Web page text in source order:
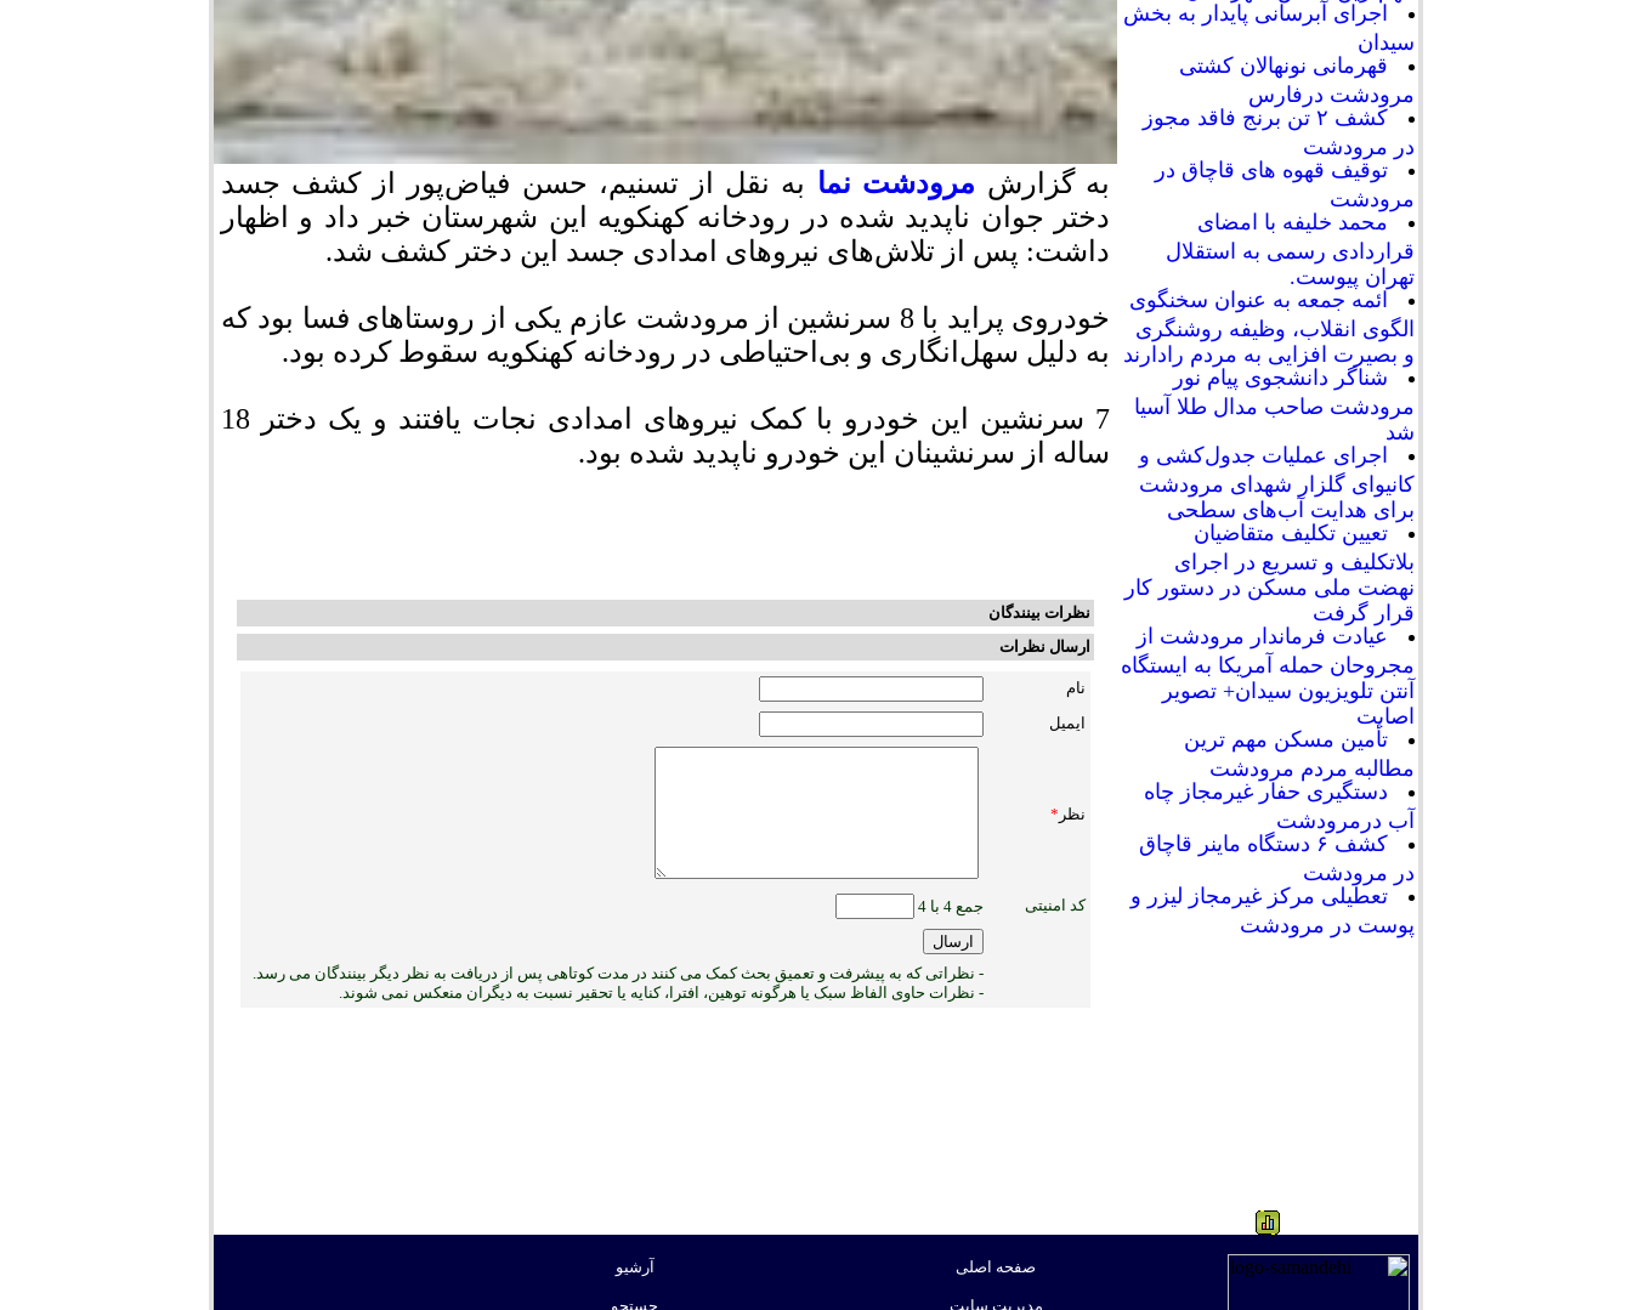
اجرای آبرسانی پایدار به بخش
سیدان
قهرمانی نونهالان کشتی
مرودشت درفارس
کشف ۲ تن برنج فاقد مجوز
در مرودشت
توقیف قهوه های قاچاق در
مرودشت
محمد خلیفه با امضای
قراردادی رسمی به استقلال
تهران پیوست.
ائمه جمعه به عنوان سخنگوی
الگوی انقلاب، وظیفه روشنگری
و بصیرت افزایی به مردم رادارند
شناگر دانشجوی پیام نور
مرودشت صاحب مدال طلا آسیا
شد
اجرای عملیات جدول‌کشی و
کانیوای گلزار شهدای مرودشت
برای هدایت آب‌های سطحی
تعیین تکلیف متقاضیان
بلاتکلیف و تسریع در اجرای
نهضت ملی مسکن در دستور کار
قرار گرفت
عیادت فرماندار مرودشت از
مجروحان حمله آمریکا به ایستگاه
آنتن تلویزیون سیدان+ تصویر
اصابت
تأمین مسکن مهم ترین
مطالبه مردم مرودشت
دستگیری حفار غیرمجاز چاه
آب درمرودشت
کشف ۶ دستگاه ماینر قاچاق
در مرودشت
تعطیلی مرکز غیرمجاز لیزر و
پوست در مرودشت
به گزارش مرودشت نما به نقل از تسنیم، حسن فیاض‌پور از کشف جسد
دختر جوان ناپدید شده در رودخانه کهنکویه این شهرستان خبر داد و اظهار
داشت: پس از تلاش‌های نیروهای امدادی جسد این دختر کشف شد.
خودروی پراید با 8 سرنشین از مرودشت عازم یکی از روستاهای فسا بود که
به دلیل سهل‌انگاری و بی‌احتیاطی در رودخانه کهنکویه سقوط کرده بود.
7 سرنشین این خودرو با کمک نیروهای امدادی نجات یافتند و یک دختر 18
ساله از سرنشینان این خودرو ناپدید شده بود.
نظرات بینندگان
ارسال نظرات
نام
ایمیل
نظر *
کد امنیتی جمع 4 با 4
- نظراتی که به پیشرفت و تعمیق بحث کمک می کنند در مدت کوتاهی پس از دریافت به نظر دیگر بینندگان می رسد.
- نظرات حاوی الفاظ سبک یا هرگونه توهین، افترا، کنایه یا تحقیر نسبت به دیگران منعکس نمی ‏شوند.
صفحه اصلی
مدیریت سایت
آرشیو
جستجو